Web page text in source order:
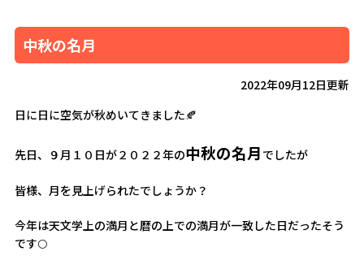
中秋の名月
2022年09月12日更新
日に日に空気が秋めいてきました🍂
先日、９月１０日が２０２２年の中秋の名月 でしたが
皆様、月を見上げられたでしょうか？
今年は天文学上の満月と暦の上での満月が一致した日だったそう
です🌕